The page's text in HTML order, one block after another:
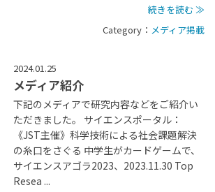
続きを読む ≫
Category： メディア掲載
2024.01.25
メディア紹介
下記のメディアで研究内容などをご紹介い
ただきました。 サイエンスポータル：
《JST主催》科学技術による社会課題解決
の糸口をさぐる 中学生がカードゲームで、
サイエンスアゴラ2023、2023.11.30 Top
Resea ...